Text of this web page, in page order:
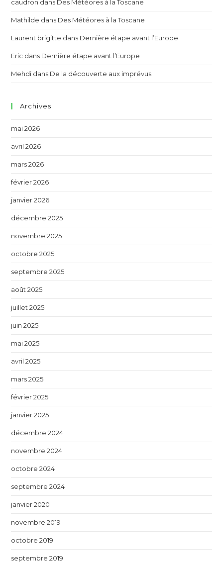
caudron dans Des Météores à la Toscane
Mathilde dans Des Météores à la Toscane
Laurent brigitte dans Dernière étape avant l’Europe
Eric dans Dernière étape avant l’Europe
Mehdi dans De la découverte aux imprévus
Archives
mai 2026
avril 2026
mars 2026
février 2026
janvier 2026
décembre 2025
novembre 2025
octobre 2025
septembre 2025
août 2025
juillet 2025
juin 2025
mai 2025
avril 2025
mars 2025
février 2025
janvier 2025
décembre 2024
novembre 2024
octobre 2024
septembre 2024
janvier 2020
novembre 2019
octobre 2019
septembre 2019